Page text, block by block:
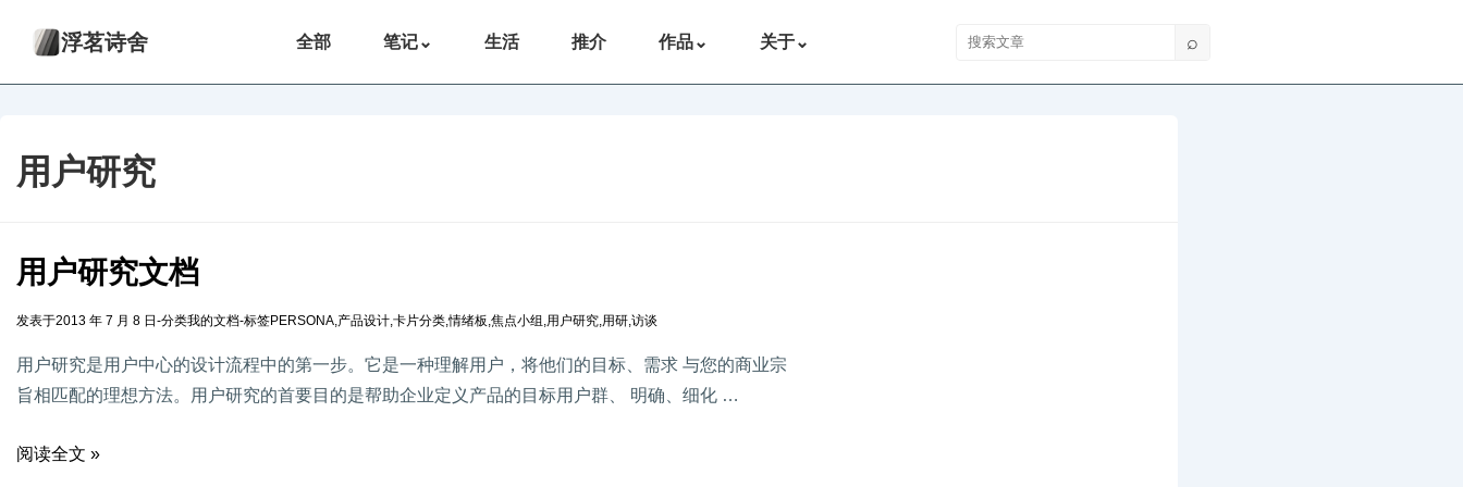
浮茗诗舍 全部 笔记⌄ 生活 推介 作品⌄ 关于⌄ 搜索文章 ⌕
用户研究
用户研究文档
发表于2013 年 7 月 8 日 -分类我的文档-标签PERSONA,产品设计,卡片分类,情绪板,焦点小组 ,用户研究,用研,访谈
用户研究是用户中心的设计流程中的第一步。它是一种理解用户，将他们的目标、需求 与您的商业宗
旨相匹配的理想方法。用户研究的首要目的是帮助企业定义产品的目标用户群、 明确、细化 …
阅读全文 »